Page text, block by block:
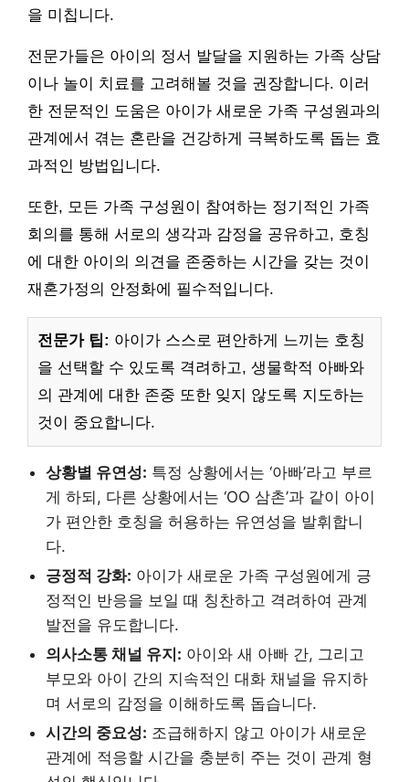
을 미칩니다.
전문가들은 아이의 정서 발달을 지원하는 가족 상담
이나 놀이 치료를 고려해볼 것을 권장합니다. 이러
한 전문적인 도움은 아이가 새로운 가족 구성원과의
관계에서 겪는 혼란을 건강하게 극복하도록 돕는 효
과적인 방법입니다.
또한, 모든 가족 구성원이 참여하는 정기적인 가족
회의를 통해 서로의 생각과 감정을 공유하고, 호칭
에 대한 아이의 의견을 존중하는 시간을 갖는 것이
재혼가정의 안정화에 필수적입니다.
전문가 팁: 아이가 스스로 편안하게 느끼는 호칭
을 선택할 수 있도록 격려하고, 생물학적 아빠와
의 관계에 대한 존중 또한 잊지 않도록 지도하는
것이 중요합니다.
상황별 유연성: 특정 상황에서는 ‘아빠’라고 부르
게 하되, 다른 상황에서는 ‘OO 삼촌’과 같이 아이
가 편안한 호칭을 허용하는 유연성을 발휘합니
다.
긍정적 강화: 아이가 새로운 가족 구성원에게 긍
정적인 반응을 보일 때 칭찬하고 격려하여 관계
발전을 유도합니다.
의사소통 채널 유지: 아이와 새 아빠 간, 그리고
부모와 아이 간의 지속적인 대화 채널을 유지하
며 서로의 감정을 이해하도록 돕습니다.
시간의 중요성: 조급해하지 않고 아이가 새로운
관계에 적응할 시간을 충분히 주는 것이 관계 형